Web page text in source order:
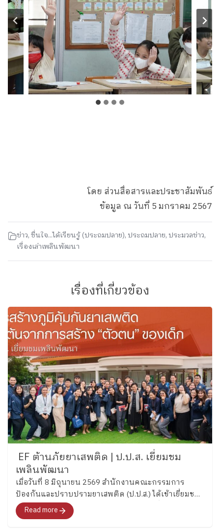
โดย ส่วนสื่อสารและประชาสัมพันธ์
ข้อมูล ณ วันที่ 5 มกราคม 2567
ข่าว,ชื่นใจ...ได้เรียนรู้ (ประถมปลาย), ประถมปลาย, ประมวลข่าว,
เรื่องเล่าเพลินพัฒนา
เรื่องที่เกี่ยวข้อง
EF ต้านภัยยาเสพติด | ป.ป.ส. เยี่ยมชม
เพลินพัฒนา
เมื่อวันที่ 8 มิถุนายน 2569 สำนักงานคณะกรรมการ
ป้องกันและปราบปรามยาเสพติด (ป.ป.ส.) ได้เข้าเยี่ยมชม
และศึกษากระบวนการพัฒนาทักษะสมองเพื่อการจัดการ
ชีวิต (Executive Functions : EF) ของโรงเรียนเพลิน
Read more